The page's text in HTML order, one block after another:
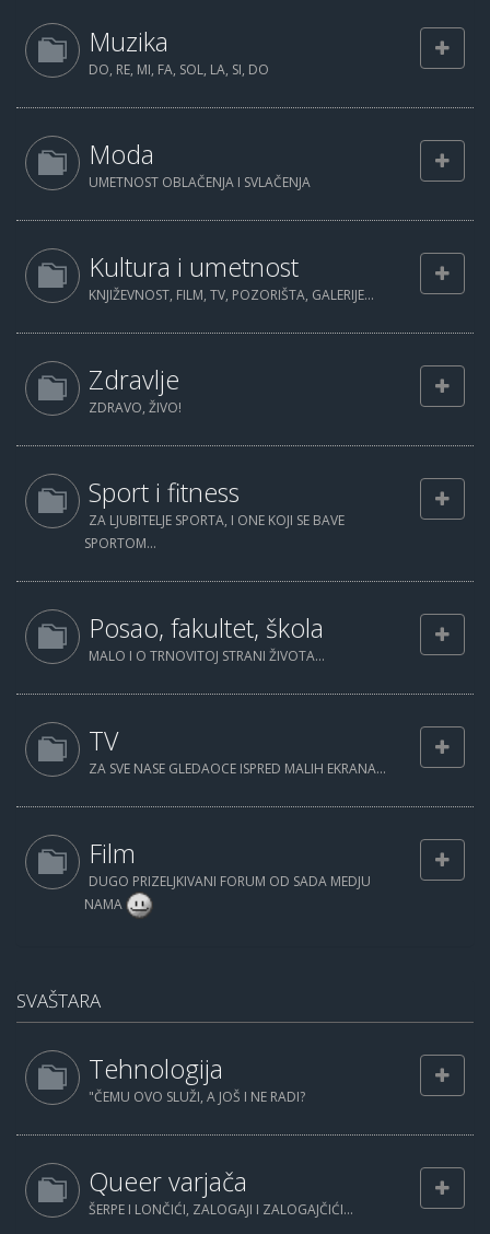
Muzika
DO, RE, MI, FA, SOL, LA, SI, DO
Moda
UMETNOST OBLAČENJA I SVLAČENJA
Kultura i umetnost
KNJIŽEVNOST, FILM, TV, POZORIŠTA, GALERIJE...
Zdravlje
ZDRAVO, ŽIVO!
Sport i fitness
ZA LJUBITELJE SPORTA, I ONE KOJI SE BAVE
SPORTOM...
Posao, fakultet, škola
MALO I O TRNOVITOJ STRANI ŽIVOTA...
TV
ZA SVE NASE GLEDAOCE ISPRED MALIH EKRANA...
Film
DUGO PRIZELJKIVANI FORUM OD SADA MEDJU
NAMA
SVAŠTARA
Tehnologija
"ČEMU OVO SLUŽI, A JOŠ I NE RADI?
Queer varjača
ŠERPE I LONČIĆI, ZALOGAJI I ZALOGAJČIĆI...